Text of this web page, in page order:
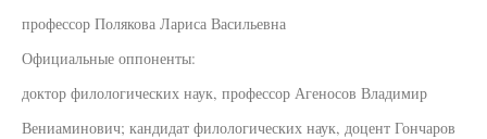
профессор Полякова Лариса Васильевна
Официальные оппоненты:
доктор филологических наук, профессор Агеносов Владимир
Вениаминович; кандидат филологических наук, доцент Гончаров